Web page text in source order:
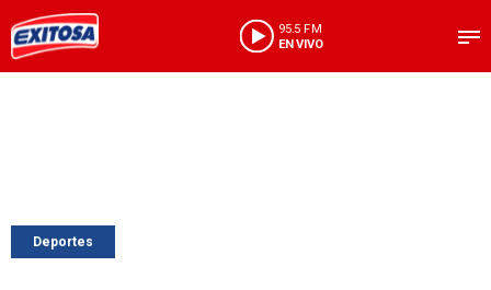
95.5 FM
EN VIVO
Deportes